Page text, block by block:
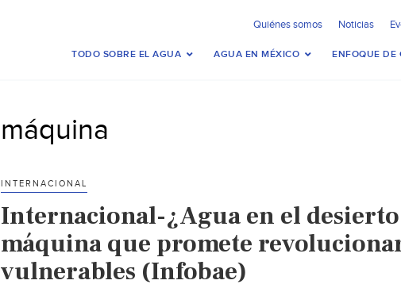
Quiénes somos Noticias
TODO SOBRE EL AGUA AGUA EN MÉXICO ENFOQUE DE
máquina
INTERNACIONAL
Internacional-¿Agua en el
máquina que promete
vulnerables (Infobae)